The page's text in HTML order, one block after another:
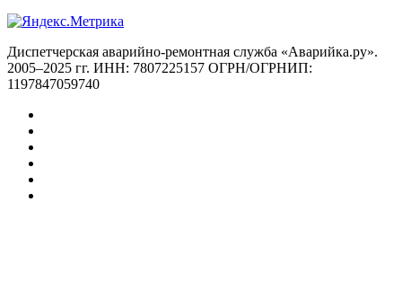
Диспетчерская аварийно-ремонтная служба «Аварийка.ру».
2005–2025 гг. ИНН: 7807225157 ОГРН/ОГРНИП:
1197847059740